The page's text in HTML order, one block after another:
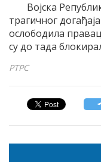
Војска
трагичног
ослободила
су до тада
РТРС